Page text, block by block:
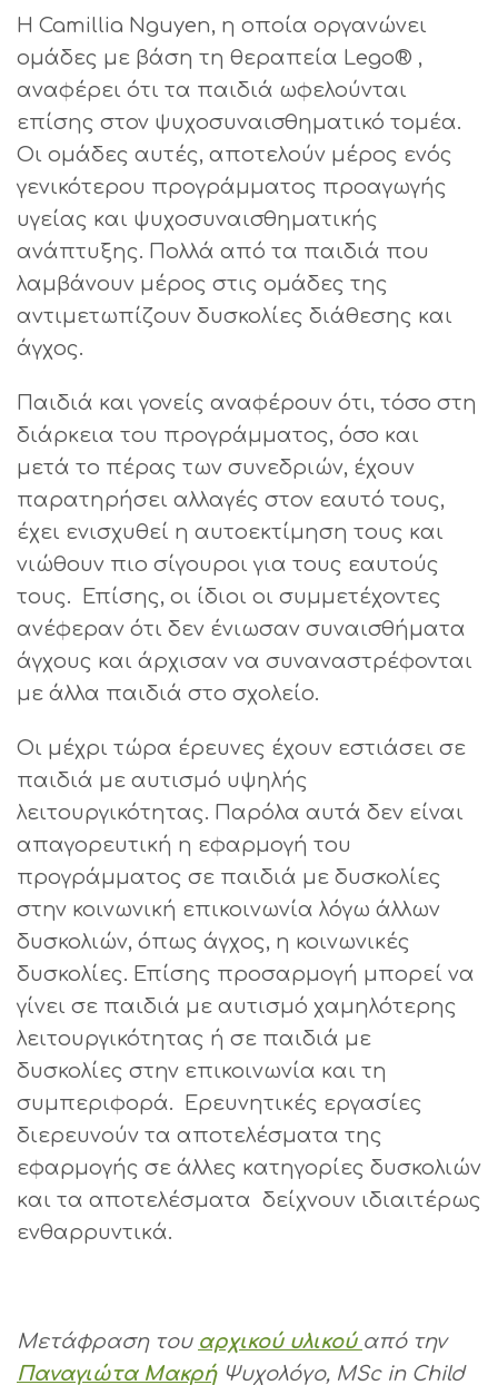
Η Camillia Nguyen, η οποία οργανώνει
ομάδες με βάση τη θεραπεία Lego® ,
αναφέρει ότι τα παιδιά ωφελούνται
επίσης στον ψυχοσυναισθηματικό τομέα.
Οι ομάδες αυτές, αποτελούν μέρος ενός
γενικότερου προγράμματος προαγωγής
υγείας και ψυχοσυναισθηματικής
ανάπτυξης. Πολλά από τα παιδιά που
λαμβάνουν μέρος στις ομάδες της
αντιμετωπίζουν δυσκολίες διάθεσης και
άγχος.
Παιδιά και γονείς αναφέρουν ότι, τόσο στη
διάρκεια του προγράμματος, όσο και
μετά το πέρας των συνεδριών, έχουν
παρατηρήσει αλλαγές στον εαυτό τους,
έχει ενισχυθεί η αυτοεκτίμηση τους και
νιώθουν πιο σίγουροι για τους εαυτούς
τους. Επίσης, οι ίδιοι οι συμμετέχοντες
ανέφεραν ότι δεν ένιωσαν συναισθήματα
άγχους και άρχισαν να συναναστρέφονται
με άλλα παιδιά στο σχολείο.
Οι μέχρι τώρα έρευνες έχουν εστιάσει σε
παιδιά με αυτισμό υψηλής
λειτουργικότητας. Παρόλα αυτά δεν είναι
απαγορευτική η εφαρμογή του
προγράμματος σε παιδιά με δυσκολίες
στην κοινωνική επικοινωνία λόγω άλλων
δυσκολιών, όπως άγχος, η κοινωνικές
δυσκολίες. Επίσης προσαρμογή μπορεί να
γίνει σε παιδιά με αυτισμό χαμηλότερης
λειτουργικότητας ή σε παιδιά με
δυσκολίες στην επικοινωνία και τη
συμπεριφορά. Ερευνητικές εργασίες
διερευνούν τα αποτελέσματα της
εφαρμογής σε άλλες κατηγορίες δυσκολιών
και τα αποτελέσματα δείχνουν ιδιαιτέρως
ενθαρρυντικά.
Μετάφραση του αρχικού υλικού από την
Παναγιώτα ΜακρήΨυχολόγο, MSc in Child